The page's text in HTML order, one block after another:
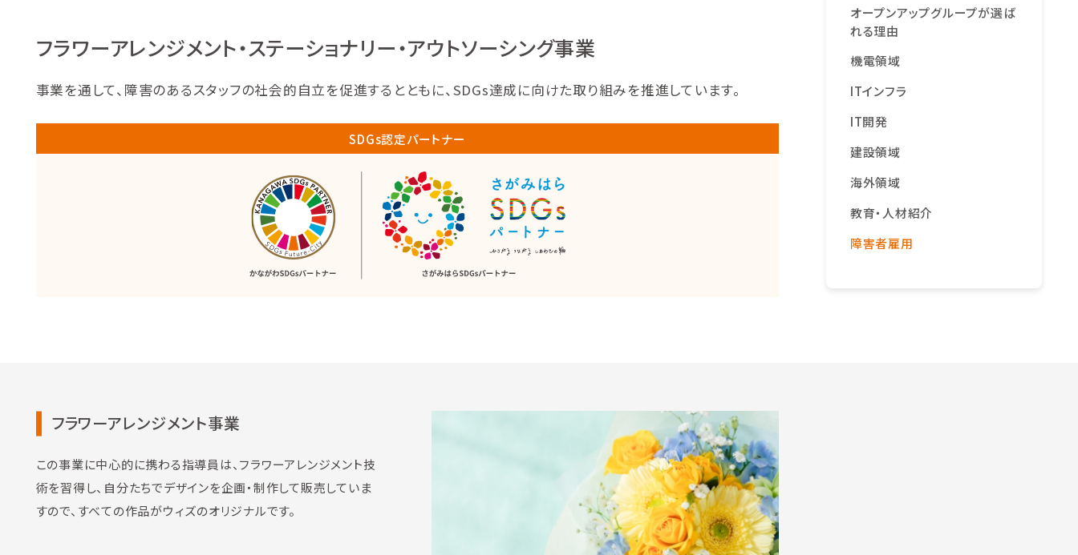
フラワーアレンジメント・ステーショナリー・アウトソーシング事業
事業を通して、障害のあるスタッフの社会的自立を促進するとともに、SDGs達成に向けた取り組みを推進しています。
SDGs認定パートナー
フラワーアレンジメント事業
この事業に中心的に携わる指導員は、フラワーアレンジメント技
術を習得し、自分たちでデザインを企画・制作して販売していま
すので、すべての作品がウィズのオリジナルです。
オープンアップグループが選ば
れる理由
機電領域
ITインフラ
IT開発
建設領域
海外領域
教育・人材紹介
障害者雇用